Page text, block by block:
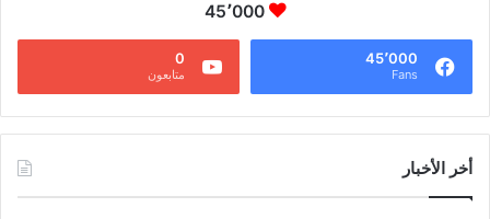
45٬000
45٬000
Fans
0
متابعون
أخر الأخبار